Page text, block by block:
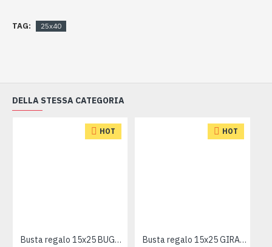
TAG: 25x40
DELLA STESSA CATEGORIA
HOT
Busta regalo 15x25 BUGIE BLU 50pz
HOT
Busta regalo 15x25 GIRANDOLA 50pz